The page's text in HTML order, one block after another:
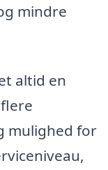
mindre
altid en
mulighed for